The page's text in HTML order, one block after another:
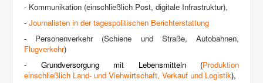
- Kommunikation (einschließlich Post, digitale Infrastruktur),
- Journalisten in der tagespolitischen Berichterstattung
- Personenverkehr (Schiene und Straße, Autobahnen,
Flugverkehr)
- Grundversorgung mit Lebensmitteln (Produktion
einschließlich Land- und Viehwirtschaft, Verkauf und Logistik),